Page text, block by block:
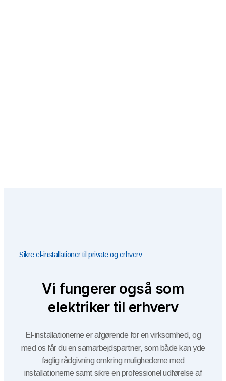
Sikre el-installationer til private og erhverv
Vi fungerer også som
elektriker til erhverv
El-installationerne er afgørende for en virksomhed, og
med os får du en samarbejdspartner, som både kan yde
faglig rådgivning omkring mulighederne med
installationerne samt sikre en professionel udførelse af